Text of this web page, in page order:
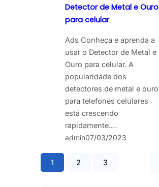
Detector de Metal e Ouro
para celular
Ads Conheça e aprenda a
usar o Detector de Metal e
Ouro para celular. A
popularidade dos
detectores de metal e ouro
para telefones celulares
está crescendo
rapidamente.…
admin07/03/2023
1 2 3